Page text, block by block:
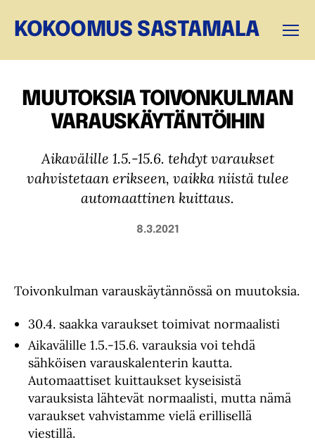
KOKOOMUS SASTAMALA
MUUTOKSIA TOIVONKULMAN
VARAUSKÄYTÄNTÖIHIN
Aikavälille 1.5.-15.6. tehdyt varaukset
vahvistetaan erikseen, vaikka niistä tulee
automaattinen kuittaus.
8.3.2021
Toivonkulman varauskäytännössä on muutoksia.
30.4. saakka varaukset toimivat normaalisti
Aikavälille 1.5.-15.6. varauksia voi tehdä
sähköisen varauskalenterin kautta.
Automaattiset kuittaukset kyseisistä
varauksista lähtevät normaalisti, mutta nämä
varaukset vahvistamme vielä erillisellä
viestillä.